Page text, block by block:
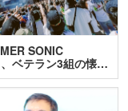
SONIC
ベテラン3組の懐…